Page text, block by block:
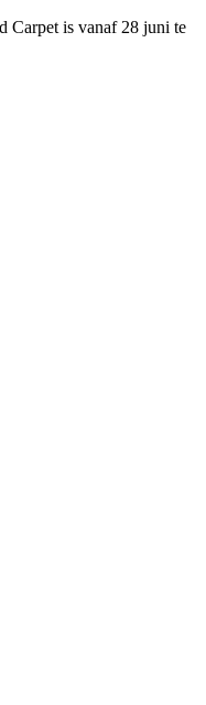
Carpet is vanaf 28 juni te